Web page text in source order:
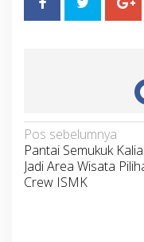
Navigasi
pos
Pos sebelumnya
Pantai Semukuk
Jadi Area Wisata
Crew ISMK